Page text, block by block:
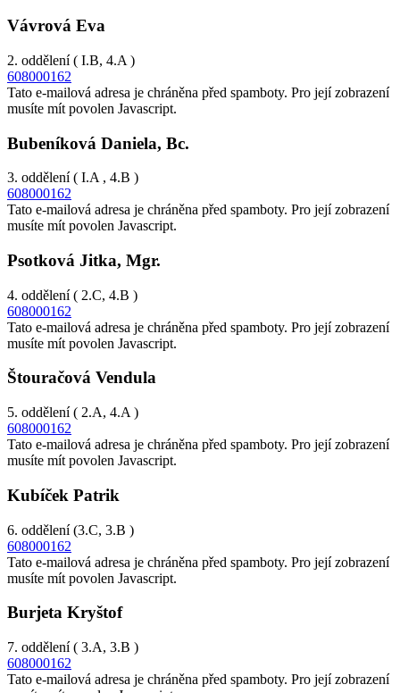
Vávrová Eva
2. oddělení ( I.B, 4.A )
608000162
Tato e-mailová adresa je chráněna před spamboty. Pro její zobrazení
musíte mít povolen Javascript.
Bubeníková Daniela, Bc.
3. oddělení ( I.A , 4.B )
608000162
Tato e-mailová adresa je chráněna před spamboty. Pro její zobrazení
musíte mít povolen Javascript.
Psotková Jitka, Mgr.
4. oddělení ( 2.C, 4.B )
608000162
Tato e-mailová adresa je chráněna před spamboty. Pro její zobrazení
musíte mít povolen Javascript.
Štouračová Vendula
5. oddělení ( 2.A, 4.A )
608000162
Tato e-mailová adresa je chráněna před spamboty. Pro její zobrazení
musíte mít povolen Javascript.
Kubíček Patrik
6. oddělení (3.C, 3.B )
608000162
Tato e-mailová adresa je chráněna před spamboty. Pro její zobrazení
musíte mít povolen Javascript.
Burjeta Kryštof
7. oddělení ( 3.A, 3.B )
608000162
Tato e-mailová adresa je chráněna před spamboty. Pro její zobrazení